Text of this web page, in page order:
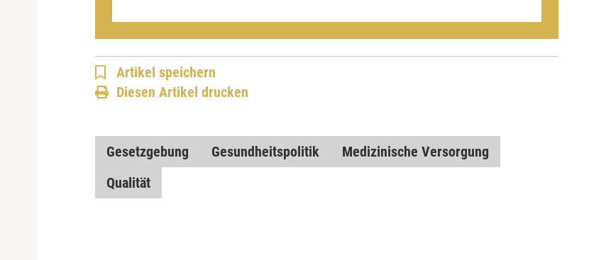
Artikel speichern
Diesen Artikel drucken
Gesetzgebung Gesundheitspolitik
Medizinische Versorgung
Qualität